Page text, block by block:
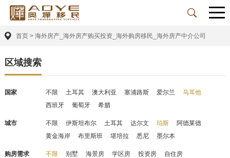
首页 > 海外房产_海外房产购买投资_海外购房移民_海外房产中介公司
区域搜索
国家 不限 土耳其 澳大利亚 塞浦路斯 爱尔兰
马耳他
西班牙
葡萄牙 希腊
城市 不限 伊斯坦布尔 土耳其 达尔文 珀斯
阿德莱德
黄金海岸
布里斯班 堪培拉 悉尼 墨尔本
购房需求 不限 别墅 海景房 学区房 投资房 自住房